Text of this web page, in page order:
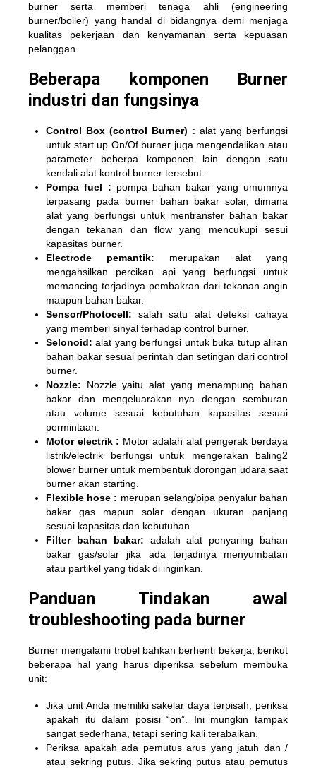
burner serta memberi tenaga ahli (engineering
burner/boiler) yang handal di bidangnya demi menjaga
kualitas pekerjaan dan kenyamanan serta kepuasan
pelanggan.
Beberapa komponen Burner
industri dan fungsinya
Control Box (control Burner) : alat yang berfungsi
untuk start up On/Of burner juga mengendalikan atau
parameter beberpa komponen lain dengan satu
kendali alat kontrol burner tersebut.
Pompa fuel : pompa bahan bakar yang umumnya
terpasang pada burner bahan bakar solar, dimana
alat yang berfungsi untuk mentransfer bahan bakar
dengan tekanan dan flow yang mencukupi sesui
kapasitas burner.
Electrode pemantik: merupakan alat yang
mengahsilkan percikan api yang berfungsi untuk
memancing terjadinya pembakran dari tekanan angin
maupun bahan bakar.
Sensor/Photocell: salah satu alat deteksi cahaya
yang memberi sinyal terhadap control burner.
Selonoid: alat yang berfungsi untuk buka tutup aliran
bahan bakar sesuai perintah dan setingan dari control
burner.
Nozzle: Nozzle yaitu alat yang menampung bahan
bakar dan mengeluarakan nya dengan semburan
atau volume sesuai kebutuhan kapasitas sesuai
permintaan.
Motor electrik : Motor adalah alat pengerak berdaya
listrik/electrik berfungsi untuk mengerakan baling2
blower burner untuk membentuk dorongan udara saat
burner akan starting.
Flexible hose : merupan selang/pipa penyalur bahan
bakar gas mapun solar dengan ukuran panjang
sesuai kapasitas dan kebutuhan.
Filter bahan bakar: adalah alat penyaring bahan
bakar gas/solar jika ada terjadinya menyumbatan
atau partikel yang tidak di inginkan.
Panduan Tindakan awal
troubleshooting pada burner
Burner mengalami trobel bahkan berhenti bekerja, berikut
beberapa hal yang harus diperiksa sebelum membuka
unit:
Jika unit Anda memiliki sakelar daya terpisah, periksa
apakah itu dalam posisi “on”. Ini mungkin tampak
sangat sederhana, tetapi sering kali terabaikan.
Periksa apakah ada pemutus arus yang jatuh dan /
atau sekring putus. Jika sekring putus atau pemutus